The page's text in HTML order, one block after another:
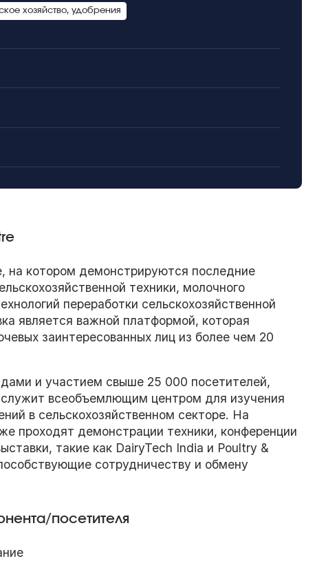
хозяйство, удобрения
на котором демонстрируются последние
техники, молочного
переработки сельскохозяйственной
является важной платформой, которая
заинтересованных лиц из более чем 20
и участием свыше 25 000 посетителей,
служит всеобъемлющим центром для изучения
в сельскохозяйственном секторе. На
проходят демонстрации техники, конференции
такие как DairyTech India и Poultry &
сотрудничеству и обмену
посетителя